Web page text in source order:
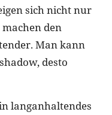
sich nicht nur
den
Man kann
desto
langanhaltendes